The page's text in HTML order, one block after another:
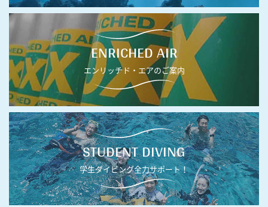
ENRICHED AIR
エンリッチド・エアのご案内
STUDENT DIVING
学生ダイビング全力サポート！